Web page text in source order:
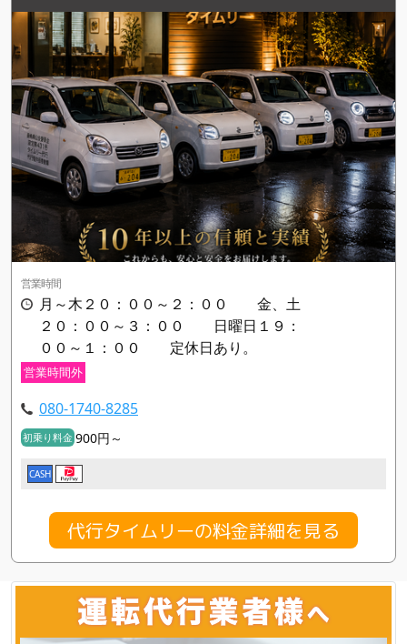
営業時間
月～木２０：００～２：００ 金、土
２０：００～３：００ 日曜日１９：
００～１：００ 定休日あり。
営業時間外
080-1740-8285
初乗り料金 900円～
CASH
代行タイムリーの料金詳細を見る